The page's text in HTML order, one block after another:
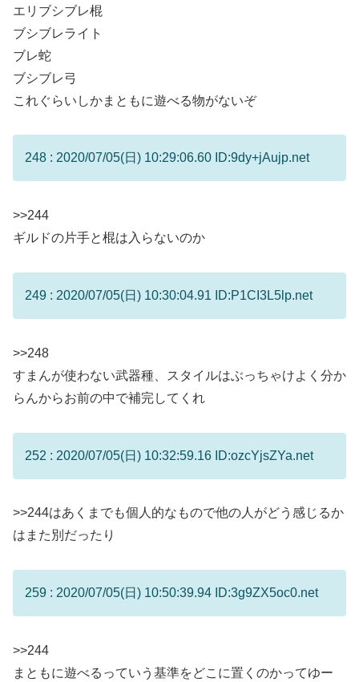
エリブシブレ棍
ブシブレライト
ブレ蛇
ブシブレ弓
これぐらいしかまともに遊べる物がないぞ
248 : 2020/07/05(日) 10:29:06.60 ID:9dy+jAujp.net
>>244
ギルドの片手と棍は入らないのか
249 : 2020/07/05(日) 10:30:04.91 ID:P1CI3L5lp.net
>>248
すまんが使わない武器種、スタイルはぶっちゃけよく分か
らんからお前の中で補完してくれ
252 : 2020/07/05(日) 10:32:59.16 ID:ozcYjsZYa.net
>>244はあくまでも個人的なもので他の人がどう感じるか
はまた別だったり
259 : 2020/07/05(日) 10:50:39.94 ID:3g9ZX5oc0.net
>>244
まともに遊べるっていう基準をどこに置くのかってゆー